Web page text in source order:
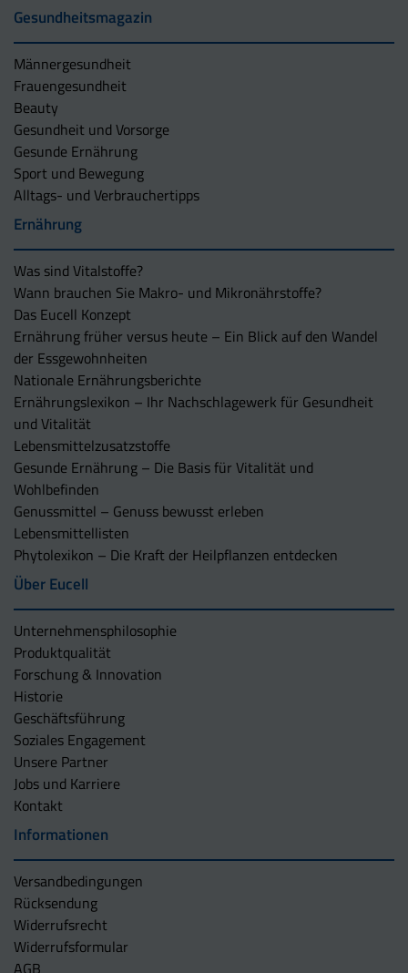
Gesundheitsmagazin
Männergesundheit
Frauengesundheit
Beauty
Gesundheit und Vorsorge
Gesunde Ernährung
Sport und Bewegung
Alltags- und Verbrauchertipps
Ernährung
Was sind Vitalstoffe?
Wann brauchen Sie Makro- und Mikronährstoffe?
Das Eucell Konzept
Ernährung früher versus heute – Ein Blick auf den Wandel
der Essgewohnheiten
Nationale Ernährungsberichte
Ernährungslexikon – Ihr Nachschlagewerk für Gesundheit
und Vitalität
Lebensmittelzusatzstoffe
Gesunde Ernährung – Die Basis für Vitalität und
Wohlbefinden
Genussmittel – Genuss bewusst erleben
Lebensmittellisten
Phytolexikon – Die Kraft der Heilpflanzen entdecken
Über Eucell
Unternehmens­philosophie
Produktqualität
Forschung & Innovation
Historie
Geschäftsführung
Soziales Engagement
Unsere Partner
Jobs und Karriere
Kontakt
Informationen
Versandbedingungen
Rücksendung
Widerrufsrecht
Widerrufsformular
AGB